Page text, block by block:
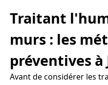
Traitant
murs : les
préventives à
Avant de considérer les